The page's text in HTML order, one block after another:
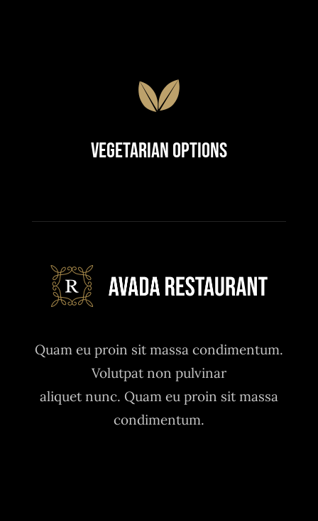
Vegetarian Options
Quam eu proin sit massa condimentum.
Volutpat non pulvinar
aliquet nunc. Quam eu proin sit massa
condimentum.